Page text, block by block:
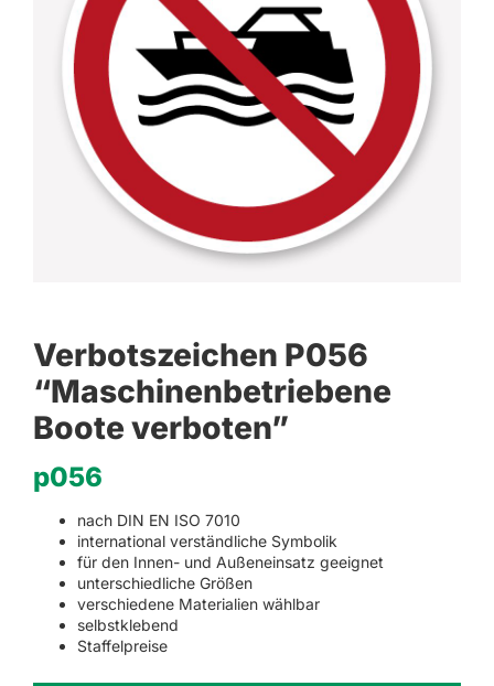
Verbotszeichen P056
“Maschinenbetriebene
Boote verboten”
p056
nach DIN EN ISO 7010
international verständliche Symbolik
für den Innen- und Außeneinsatz geeignet
unterschiedliche Größen
verschiedene Materialien wählbar
selbstklebend
Staffelpreise